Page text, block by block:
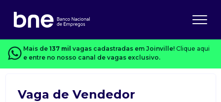
Mais de 137 mil vagas cadastradas em Joinville! Clique aqui
e entre no nosso canal de vagas exclusivo.
Vaga de Vendedor